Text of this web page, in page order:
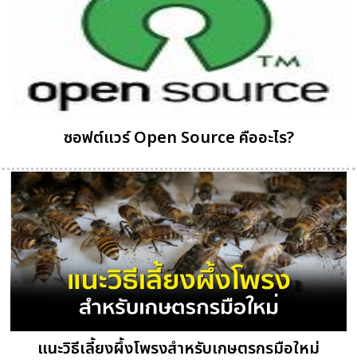
ซอฟต์แวร์ Open Source คืออะไร?
แนะวิธีเลี้ยงผึ้งโพรงสำหรับเกษตรกรมือใหม่